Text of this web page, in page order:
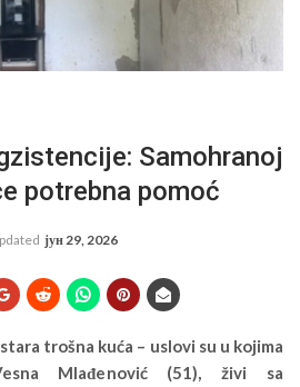
Samohranoj
potrebna pomoć
јун 29, 2026
trošna kuća – uslovi su u kojima
Mlađenović (51), živi sa